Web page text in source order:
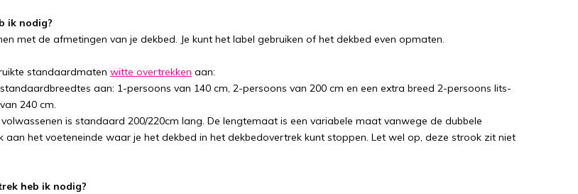
ik nodig?
met de afmetingen van je dekbed. Je kunt het label gebruiken of het dekbed even opmaten.
standaardmaten witte overtrekken aan:
aan: 1-persoons van 140 cm, 2-persoons van 200 cm en een extra breed 2-persoons lits-
240 cm.
is standaard 200/220cm lang. De lengtemaat is een variabele maat vanwege de dubbele
het voeteneinde waar je het dekbed in het dekbedovertrek kunt stoppen. Let wel op, deze strook zit niet
heb ik nodig?